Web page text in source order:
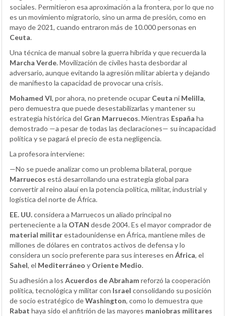
sociales. Permitieron esa aproximación a la frontera, por lo que no
es un movimiento migratorio, sino un arma de presión, como en
mayo de 2021, cuando entraron más de 10.000 personas en
Ceuta.
Una técnica de manual sobre la guerra híbrida y que recuerda la
Marcha Verde. Movilización de civiles hasta desbordar al
adversario, aunque evitando la agresión militar abierta y dejando
de manifiesto la capacidad de provocar una crisis.
Mohamed VI, por ahora, no pretende ocupar Ceuta ni Melilla,
pero demuestra que puede desestabilizarlas y mantener su
estrategia histórica del Gran Marruecos. Mientras España ha
demostrado —a pesar de todas las declaraciones— su incapacidad
política y se pagará el precio de esta negligencia.
La profesora interviene:
—No se puede analizar como un problema bilateral, porque
Marruecos está desarrollando una estrategia global para
convertir al reino alauí en la potencia política, militar, industrial y
logística del norte de África.
EE. UU.considera a Marruecos un aliado principal no
perteneciente a la OTAN desde 2004. Es el mayor comprador de
material militarestadounidense en África, mantiene miles de
millones de dólares en contratos activos de defensa y lo
considera un socio preferente para sus intereses en África, el
Sahel, el Mediterráneo y Oriente Medio.
Su adhesión a los Acuerdos de Abrahamreforzó la cooperación
política, tecnológica y militar con Israel consolidando su posición
de socio estratégico deWashington, como lo demuestra que
Rabat haya sido el anfitrión de las mayores maniobras militares